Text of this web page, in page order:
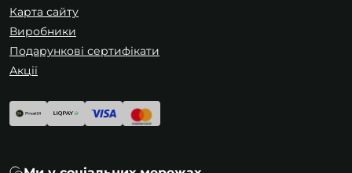
Карта сайту
Виробники
Подарункові сертифікати
Акції